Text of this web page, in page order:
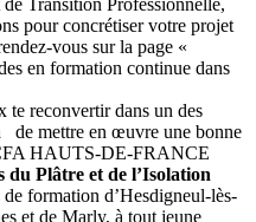
pour concrétiser votre projet
vous sur la page «
en formation continue dans
te reconvertir dans un des
de mettre en œuvre une bonne
HAUTS-DE-FRANCE
Plâtre et de l’Isolation
de formation d’Hesdigneul-lès-
et de Marly, à tout jeune